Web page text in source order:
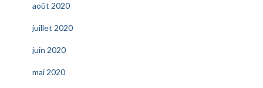
août 2020
juillet 2020
juin 2020
mai 2020